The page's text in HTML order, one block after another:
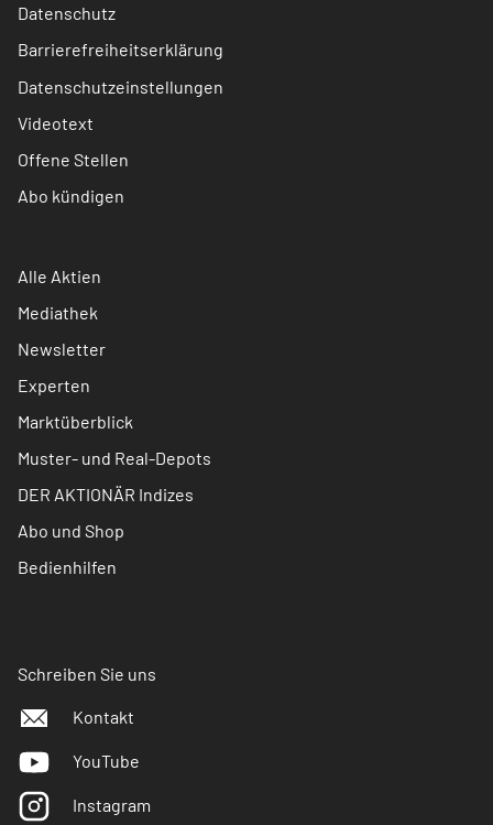
Datenschutz
Barrierefreiheitserklärung
Datenschutzeinstellungen
Videotext
Offene Stellen
Abo kündigen
Alle Aktien
Mediathek
Newsletter
Experten
Marktüberblick
Muster- und Real-Depots
DER AKTIONÄR Indizes
Abo und Shop
Bedienhilfen
Schreiben Sie uns
Kontakt
YouTube
Instagram